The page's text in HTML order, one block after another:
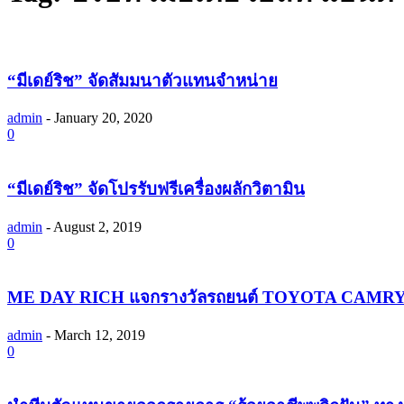
“มีเดย์ริช” จัดสัมมนาตัวแทนจำหน่าย
admin - January 20, 2020
0
“มีเดย์ริช” จัดโปรรับฟรีเครื่องผลักวิตามิน
admin - August 2, 2019
0
‎ME DAY RICH แจกรางวัลรถยนต์ TOYOTA
admin - March 12, 2019
0